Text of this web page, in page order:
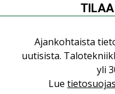
KATSO KAIKKI
TILAA
Ajankohtaista
uutisista.
yli
Lue